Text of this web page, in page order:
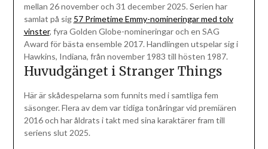
mellan 26 november och 31 december 2025. Serien har
samlat på sig 57 Primetime Emmy-nomineringar med tolv
vinster, fyra Golden Globe-nomineringar och en SAG
Award för bästa ensemble 2017. Handlingen utspelar sig i
Hawkins, Indiana, från november 1983 till hösten 1987.
Huvudgänget i Stranger Things
Här är skådespelarna som funnits med i samtliga fem
säsonger. Flera av dem var tidiga tonåringar vid premiären
2016 och har åldrats i takt med sina karaktärer fram till
seriens slut 2025.